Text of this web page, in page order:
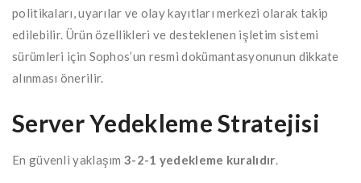
politikaları, uyarılar ve olay kayıtları merkezi olarak takip
edilebilir. Ürün özellikleri ve desteklenen işletim sistemi
sürümleri için Sophos’un resmi dokümantasyonunun dikkate
alınması önerilir.
Server Yedekleme Stratejisi
En güvenli yaklaşım 3-2-1 yedekleme kuralıdır